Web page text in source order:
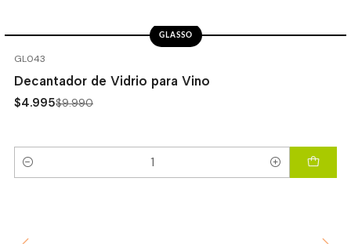
GL043
GLASSO
Decantador de Vidrio para Vino
$4.995$9.990
Cantidad